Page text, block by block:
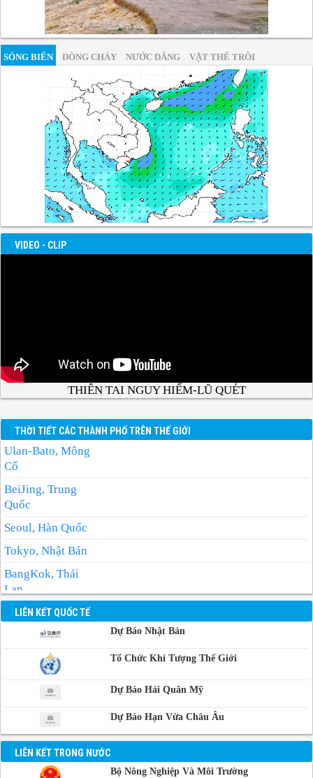
SÓNG BIỂN DÒNG CHẢY NƯỚC DÂNG VẬT THỂ TRÔI
VIDEO - CLIP
THIÊN TAI NGUY HIỂM-LŨ QUÉT
THỜI TIẾT CÁC THÀNH PHỐ TRÊN THẾ GIỚI
Ulan-Bato, Mông
Cổ
BeiJing, Trung
Quốc
Seoul, Hàn Quốc
Tokyo, Nhật Bản
BangKok, Thái
Lan
Manila, Philippin
Phnom-Penh,
Campuchia
LIÊN KẾT QUỐC TẾ
Dự Báo Nhật Bản
Tổ Chức Khí Tượng Thế Giới
Dự Báo Hải Quân Mỹ
Dự Báo Hạn Vừa Châu Âu
LIÊN KẾT TRONG NƯỚC
Bộ Nông Nghiệp Và Môi Trường